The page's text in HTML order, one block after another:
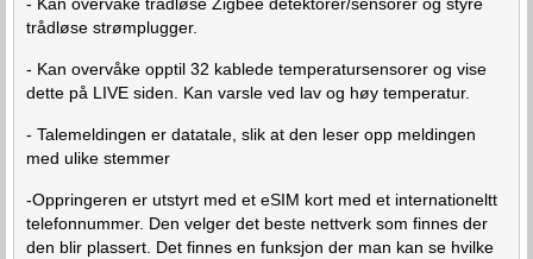
trådløse strømplugger.
- Kan overvåke opptil 32 kablede temperatursensorer og vise
dette på LIVE siden. Kan varsle ved lav og høy temperatur.
- Talemeldingen er datatale, slik at den leser opp meldingen
med ulike stemmer
-Oppringeren er utstyrt med et eSIM kort med et internationeltt
telefonnummer. Den velger det beste nettverk som finnes der
den blir plassert. Det finnes en funksjon der man kan se hvilke